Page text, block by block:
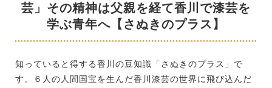
芸」その精神は父親を経て香川で漆芸を
学ぶ青年へ【さぬきのプラス】
知っていると得する香川の豆知識「さぬきのプラス」で
す。６人の人間国宝を生んだ香川漆芸の世界に飛び込んだ